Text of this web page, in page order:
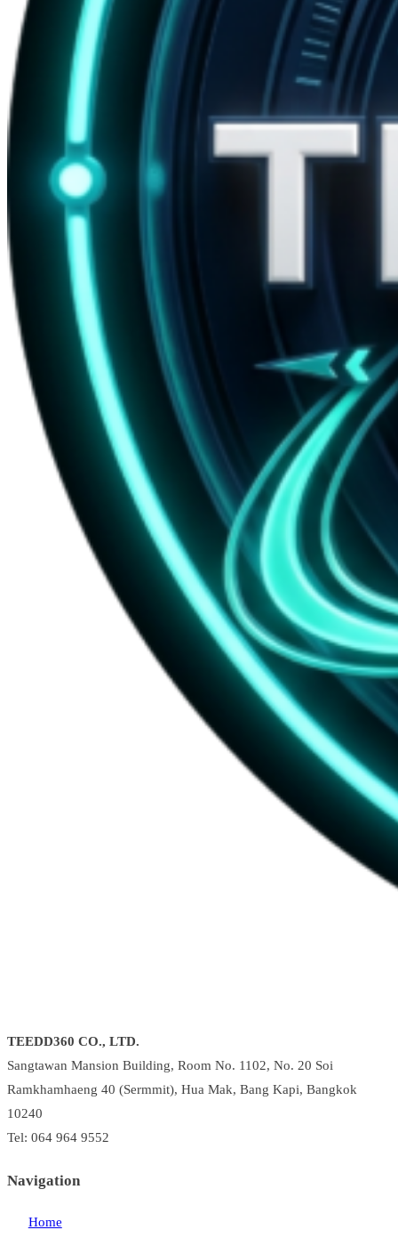
TEEDD360 CO., LTD.
Sangtawan Mansion Building, Room No. 1102, No. 20 Soi
Ramkhamhaeng 40 (Sermmit), Hua Mak, Bang Kapi, Bangkok
10240
Tel: 064 964 9552
Navigation
Home